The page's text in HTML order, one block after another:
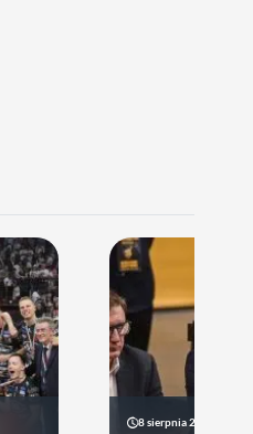
8 sierpnia 2026 19:22